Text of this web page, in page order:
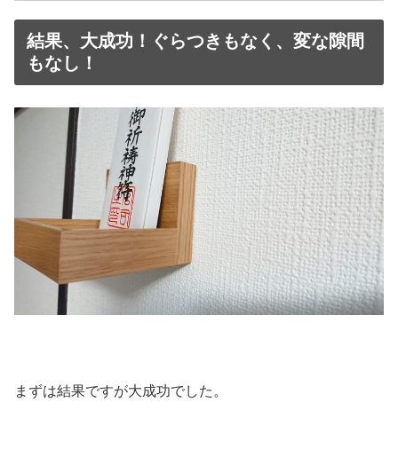
結果、大成功！ぐらつきもなく、変な隙間
もなし！
まずは結果ですが大成功でした。